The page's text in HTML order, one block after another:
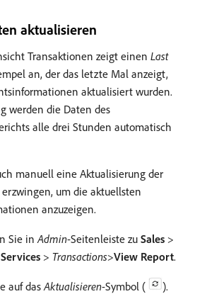
aktualisieren
Transaktionen zeigt einen Last
an, der das letzte Mal anzeigt,
aktualisiert wurden.
werden die Daten des
alle drei Stunden automatisch
manuell eine Aktualisierung der
um die aktuellsten
anzuzeigen.
Sie inAdmin-Seitenleiste zu Sales >
> Transactions>View Report.
auf dasAktualisieren-Symbol ( ).